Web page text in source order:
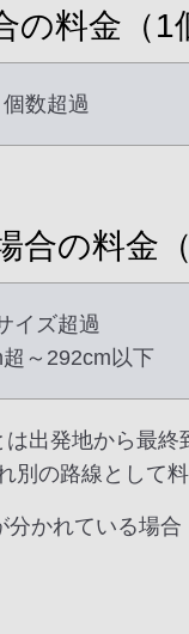
料金（1
個数超過
合の料金
イズ超過
～292cm以下
出発地から最
別の路線として
かれている場合